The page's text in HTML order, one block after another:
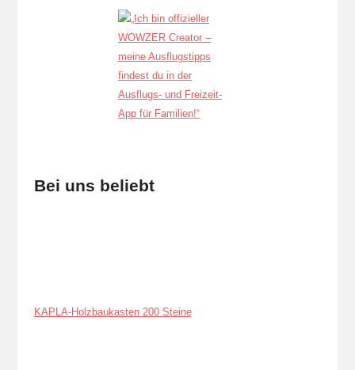
Bei uns beliebt
KAPLA-Holzbaukasten 200 Steine